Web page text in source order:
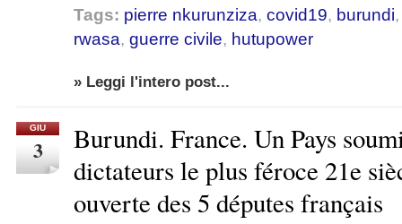
Tags: pierre nkurunziza, covid19, burundi
rwasa, guerre civile, hutupower
» Leggi l'intero post...
GIU
3
Burundi. France. Un Pays
dictateurs le plus féroce 21e
ouverte des 5 députes français